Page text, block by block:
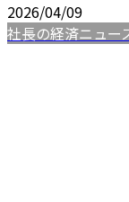
2026/04/09
社長の経済ニュー